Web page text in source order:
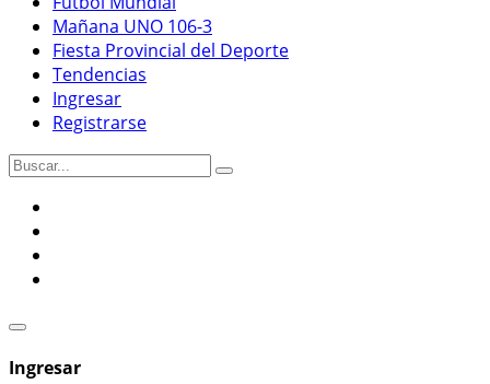
Mañana UNO 106-3
Fiesta Provincial del Deporte
Tendencias
Ingresar
Registrarse
Ingresar